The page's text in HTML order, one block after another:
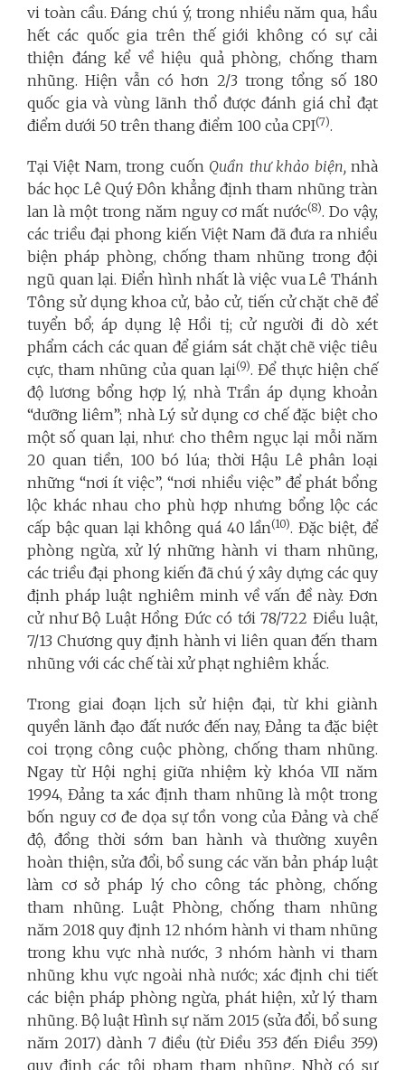
vi toàn cầu. Đáng chú ý, trong nhiều năm qua, hầu
hết các quốc gia trên thế giới không có sự cải
thiện đáng kể về hiệu quả phòng, chống tham
nhũng. Hiện vẫn có hơn 2/3 trong tổng số 180
quốc gia và vùng lãnh thổ được đánh giá chỉ đạt
điểm dưới 50 trên thang điểm 100 của CPI(7).
Tại Việt Nam, trong cuốn Quần thư khảo biện, nhà
bác học Lê Quý Đôn khẳng định tham nhũng tràn
lan là một trong năm nguy cơ mất nước(8). Do vậy,
các triều đại phong kiến Việt Nam đã đưa ra nhiều
biện pháp phòng, chống tham nhũng trong đội
ngũ quan lại. Điển hình nhất là việc vua Lê Thánh
Tông sử dụng khoa cử, bảo cử, tiến cử chặt chẽ để
tuyển bổ; áp dụng lệ Hồi tị; cử người đi dò xét
phẩm cách các quan để giám sát chặt chẽ việc tiêu
cực, tham nhũng của quan lại(9). Để thực hiện chế
độ lương bổng hợp lý, nhà Trần áp dụng khoản
“dưỡng liêm”; nhà Lý sử dụng cơ chế đặc biệt cho
một số quan lại, như: cho thêm ngục lại mỗi năm
20 quan tiền, 100 bó lúa; thời Hậu Lê phân loại
những “nơi ít việc”, “nơi nhiều việc” để phát bổng
lộc khác nhau cho phù hợp nhưng bổng lộc các
cấp bậc quan lại không quá 40 lần(10). Đặc biệt, để
phòng ngừa, xử lý những hành vi tham nhũng,
các triều đại phong kiến đã chú ý xây dựng các quy
định pháp luật nghiêm minh về vấn đề này. Đơn
cử như Bộ Luật Hồng Đức có tới 78/722 Điều luật,
7/13 Chương quy định hành vi liên quan đến tham
nhũng với các chế tài xử phạt nghiêm khắc.
Trong giai đoạn lịch sử hiện đại, từ khi giành
quyền lãnh đạo đất nước đến nay, Đảng ta đặc biệt
coi trọng công cuộc phòng, chống tham nhũng.
Ngay từ Hội nghị giữa nhiệm kỳ khóa VII năm
1994, Đảng ta xác định tham nhũng là một trong
bốn nguy cơ đe dọa sự tồn vong của Đảng và chế
độ, đồng thời sớm ban hành và thường xuyên
hoàn thiện, sửa đổi, bổ sung các văn bản pháp luật
làm cơ sở pháp lý cho công tác phòng, chống
tham nhũng. Luật Phòng, chống tham nhũng
năm 2018 quy định 12 nhóm hành vi tham nhũng
trong khu vực nhà nước, 3 nhóm hành vi tham
nhũng khu vực ngoài nhà nước; xác định chi tiết
các biện pháp phòng ngừa, phát hiện, xử lý tham
nhũng. Bộ luật Hình sự năm 2015 (sửa đổi, bổ sung
năm 2017) dành 7 điều (từ Điều 353 đến Điều 359)
quy định các tội phạm tham nhũng. Nhờ có sự